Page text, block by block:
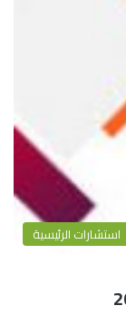
استشارات الرئيسية